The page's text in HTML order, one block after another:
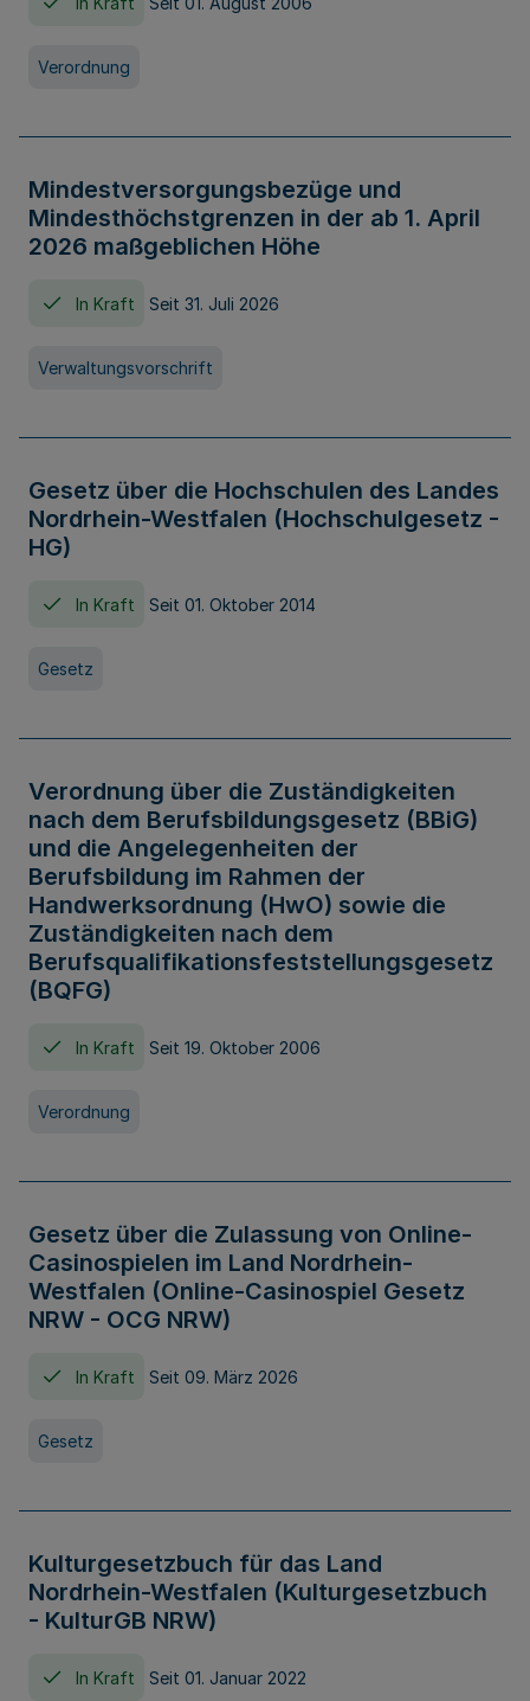
Verordnung
Mindestversorgungsbezüge und
Mindesthöchstgrenzen in der ab 1. April
2026 maßgeblichen Höhe
In Kraft Seit 31. Juli 2026
Verwaltungsvorschrift
Gesetz über die Hochschulen des Landes
Nordrhein-Westfalen (Hochschulgesetz -
HG)
In Kraft Seit 01. Oktober 2014
Gesetz
Verordnung über die Zuständigkeiten
nach dem Berufsbildungsgesetz (BBiG)
und die Angelegenheiten der
Berufsbildung im Rahmen der
Handwerksordnung (HwO) sowie die
Zuständigkeiten nach dem
Berufsqualifikationsfeststellungsgesetz
(BQFG)
In Kraft Seit 19. Oktober 2006
Verordnung
Gesetz über die Zulassung von Online-
Casinospielen im Land Nordrhein-
Westfalen (Online-Casinospiel Gesetz
NRW - OCG NRW)
In Kraft Seit 09. März 2026
Gesetz
Kulturgesetzbuch für das Land
Nordrhein-Westfalen (Kulturgesetzbuch
- KulturGB NRW)
In Kraft Seit 01. Januar 2022